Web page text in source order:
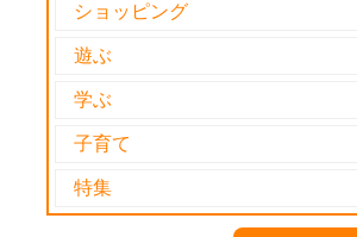
ショッピング
遊ぶ
学ぶ
子育て
特集